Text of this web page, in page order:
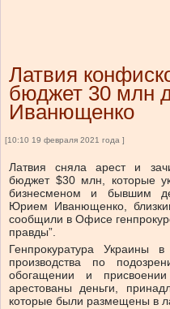
Латвия
бюджет 30 млн
Иванющенко
[10:10 19 февраля 2021 года ]
Латвия сняла арест и
бюджет $30 млн, которые
бизнесменом и бывшим
Юрием Иванющенко,
сообщили в Офисе
правды”.
Генпрокуратура Украины
производства по
обогащении и
арестованы деньги,
которые были размещены в